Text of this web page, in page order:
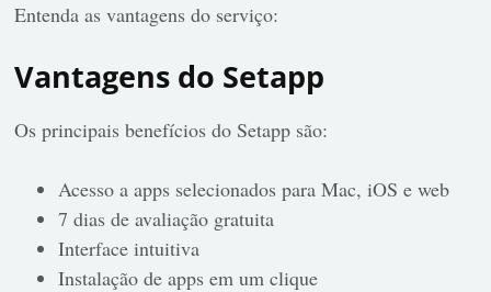
Entenda as vantagens do serviço:
Vantagens do Setapp
Os principais benefícios do Setapp são:
Acesso a apps selecionados para Mac, iOS e web
7 dias de avaliação gratuita
Interface intuitiva
Instalação de apps em um clique